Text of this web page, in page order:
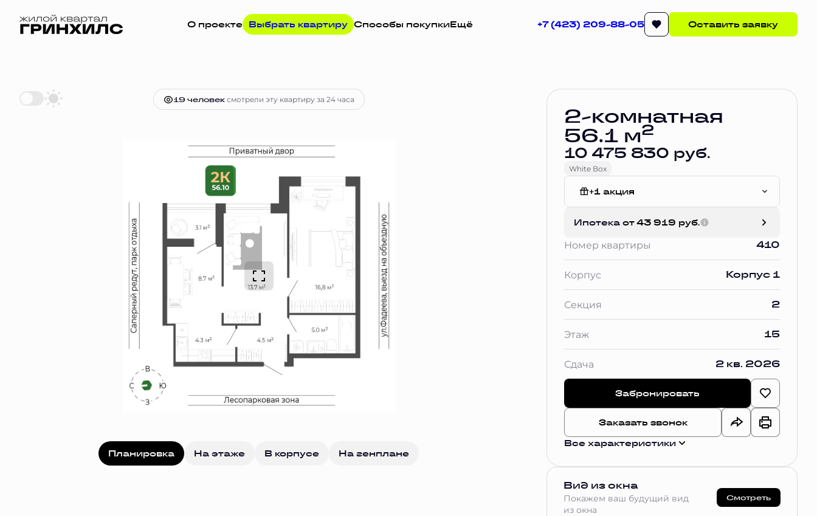
О проекте Выбрать квартиру Способы покупкиЕщё +7 (423) 209-88-05 Оставить заявку
2-комнатная 10 475 830 руб. Забронировать
19 человексмотрели эту квартиру за 24 часа
Планировка На этаже В корпусе На генплане
2-комнатная
56.1 м2
10 475 830 руб.
White Box
+1 акция
Ипотека от 43 919 руб.
Номер квартиры 410
Корпус Корпус 1
Секция 2
Этаж 15
Сдача 2 кв. 2026
Забронировать
Заказать звонок
Все характеристики
Вид из окна
Покажем ваш будущий вид
из окна
Смотреть